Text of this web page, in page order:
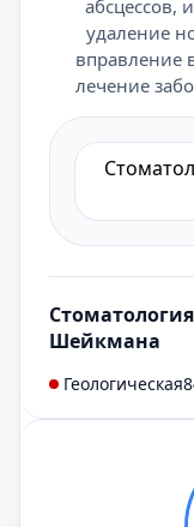
абсцессов,
удаление
вправление
лечение
Шейкмана
Геологическая